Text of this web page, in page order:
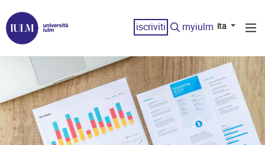
iscriviti myiulm ita